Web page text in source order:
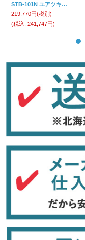
STB-101N ユアツキキ ＳＴＢ－１０１Ｎ （パイプベンダーセット） アプライドパワージャパン エナパック
219,770円(税別)
(税込: 241,747円)